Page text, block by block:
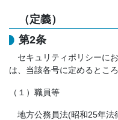
（定義）
第2条
セキュリティポリシーに
は、当該各号に定めるところ
（１）職員等
地方公務員法(昭和25年法